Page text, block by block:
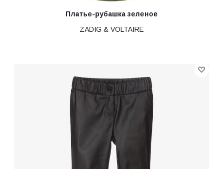
Платье-рубашка зеленое
ZADIG & VOLTAIRE